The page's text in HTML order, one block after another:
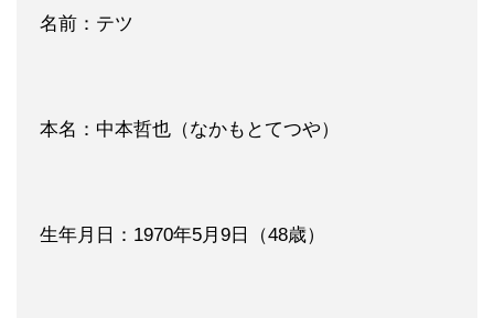
名前：テツ
本名：中本哲也（なかもとてつや）
生年月日：1970年5月9日（48歳）